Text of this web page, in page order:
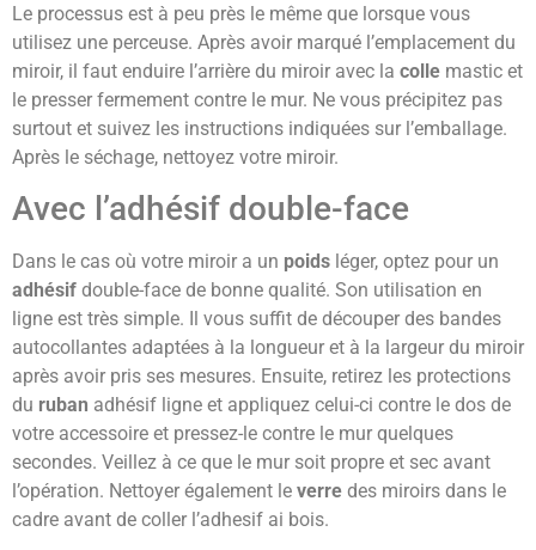
Le processus est à peu près le même que lorsque vous
utilisez une perceuse. Après avoir marqué l’emplacement du
miroir, il faut enduire l’arrière du miroir avec la colle mastic et
le presser fermement contre le mur. Ne vous précipitez pas
surtout et suivez les instructions indiquées sur l’emballage.
Après le séchage, nettoyez votre miroir.
Avec l’adhésif double-face
Dans le cas où votre miroir a un poids léger, optez pour un
adhésif double-face de bonne qualité. Son utilisation en
ligne est très simple. Il vous suffit de découper des bandes
autocollantes adaptées à la longueur et à la largeur du miroir
après avoir pris ses mesures. Ensuite, retirez les protections
du ruban adhésif ligne et appliquez celui-ci contre le dos de
votre accessoire et pressez-le contre le mur quelques
secondes. Veillez à ce que le mur soit propre et sec avant
l’opération. Nettoyer également le verre des miroirs dans le
cadre avant de coller l’adhesif ai bois.